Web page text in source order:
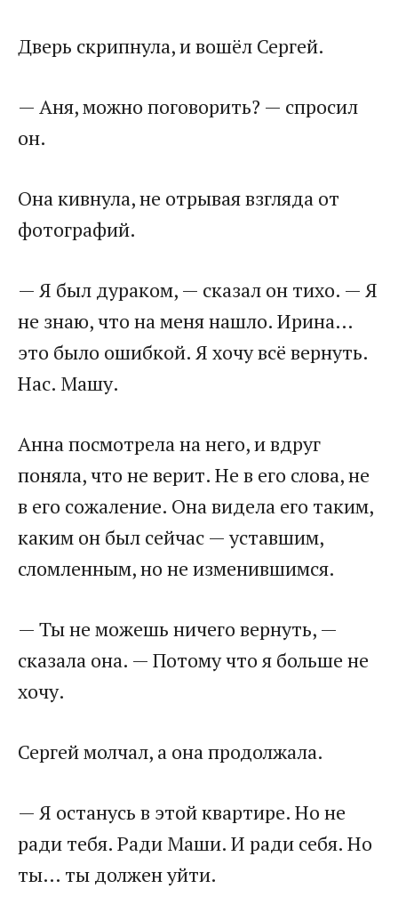
Дверь скрипнула, и вошёл Сергей.
— Аня, можно поговорить? — спросил
он.
Она кивнула, не отрывая взгляда от
фотографий.
— Я был дураком, — сказал он тихо. — Я
не знаю, что на меня нашло. Ирина…
это было ошибкой. Я хочу всё вернуть.
Нас. Машу.
Анна посмотрела на него, и вдруг
поняла, что не верит. Не в его слова, не
в его сожаление. Она видела его таким,
каким он был сейчас — уставшим,
сломленным, но не изменившимся.
— Ты не можешь ничего вернуть, —
сказала она. — Потому что я больше не
хочу.
Сергей молчал, а она продолжала.
— Я останусь в этой квартире. Но не
ради тебя. Ради Маши. И ради себя. Но
ты… ты должен уйти.